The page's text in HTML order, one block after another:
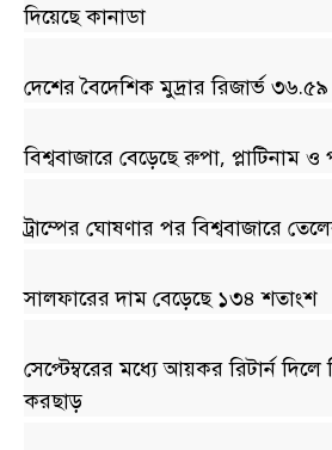
দিয়েছে কানাডা
দেশের বৈদেশিক মুদ্রার রিজার্ভ
বিশ্ববাজারে বেড়েছে রুপা, প্লাটিনাম ও
ট্রাম্পের ঘোষণার পর বিশ্ববাজারে
সালফারের দাম বেড়েছে ১৩৪ শতাংশ
সেপ্টেম্বরের মধ্যে আয়কর রিটার্ন
করছাড়